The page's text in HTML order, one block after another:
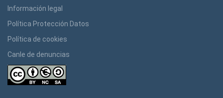
Información legal
Política Protección Datos
Política de cookies
Canle de denuncias